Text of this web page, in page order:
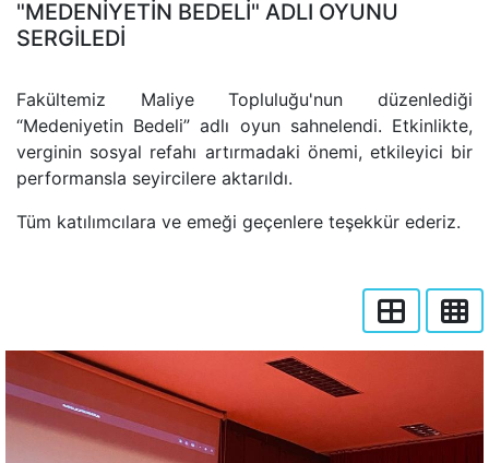
"MEDENİYETİN BEDELİ" ADLI OYUNU
SERGİLEDİ
Fakültemiz Maliye Topluluğu'nun düzenlediği
“Medeniyetin Bedeli” adlı oyun sahnelendi. Etkinlikte,
verginin sosyal refahı artırmadaki önemi, etkileyici bir
performansla seyircilere aktarıldı.
Tüm katılımcılara ve emeği geçenlere teşekkür ederiz.